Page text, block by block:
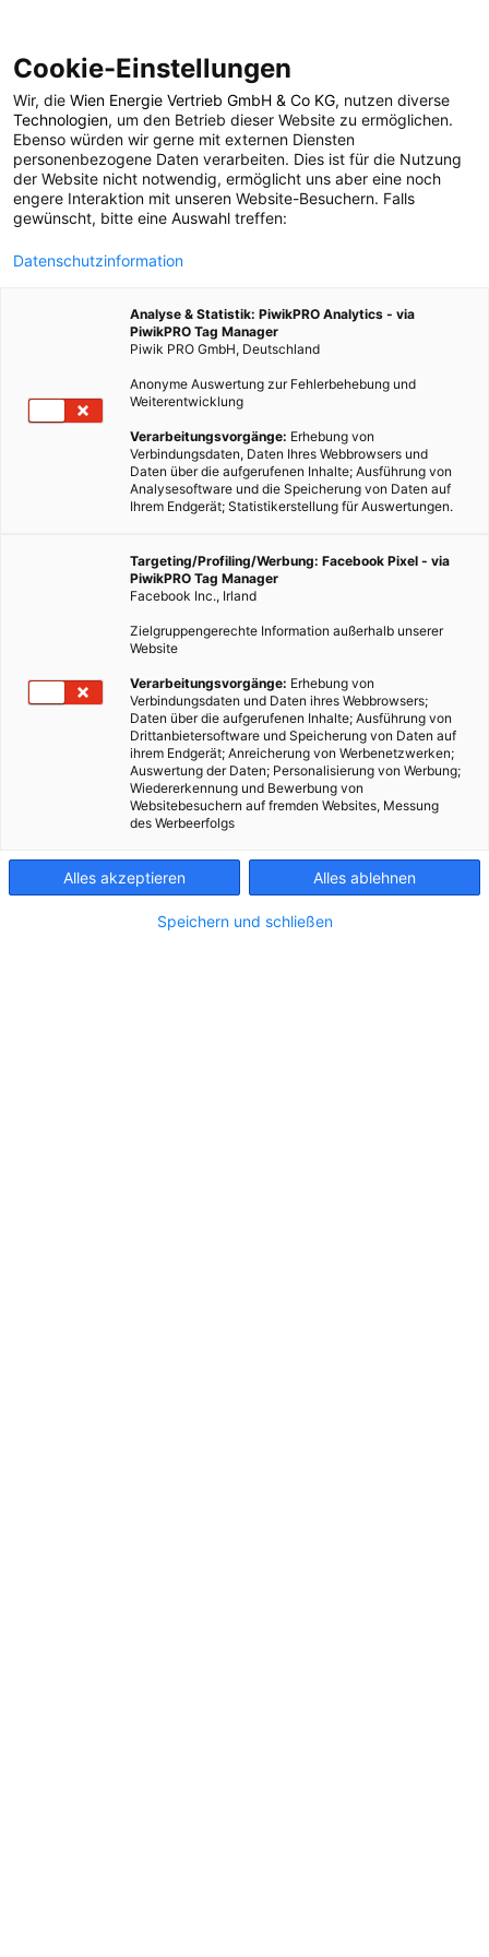
POSTS BY TAG
Kleidung aus Pilzen
1 BEITRAG
Cookie-Einstellungen
Wir, die Wien Energie Vertrieb GmbH & Co KG, nutzen diverse
Technologien, um den Betrieb dieser Website zu ermöglichen.
Ebenso würden wir gerne mit externen Diensten
personenbezogene Daten verarbeiten. Dies ist für die Nutzung
der Website nicht notwendig, ermöglicht uns aber eine noch
engere Interaktion mit unseren Website-Besuchern. Falls
gewünscht, bitte eine Auswahl treffen:
Datenschutzinformation
Analyse & Statistik: PiwikPRO Analytics - via
PiwikPRO Tag Manager
Piwik PRO GmbH, Deutschland
Anonyme Auswertung zur Fehlerbehebung und
Weiterentwicklung
Verarbeitungsvorgänge: Erhebung von
Verbindungsdaten, Daten Ihres Webbrowsers und
Daten über die aufgerufenen Inhalte; Ausführung von
Analysesoftware und die Speicherung von Daten auf
Ihrem Endgerät; Statistikerstellung für Auswertungen.
Targeting/Profiling/Werbung: Facebook Pixel - via
PiwikPRO Tag Manager
Facebook Inc., Irland
Zielgruppengerechte Information außerhalb unserer
Website
Verarbeitungsvorgänge: Erhebung von
Verbindungsdaten und Daten ihres Webbrowsers;
Daten über die aufgerufenen Inhalte; Ausführung von
Drittanbietersoftware und Speicherung von Daten auf
ihrem Endgerät; Anreicherung von Werbenetzwerken;
Auswertung der Daten; Personalisierung von Werbung;
Wiedererkennung und Bewerbung von
Websitebesuchern auf fremden Websites, Messung
des Werbeerfolgs
Alles akzeptieren Alles ablehnen
Speichern und schließen